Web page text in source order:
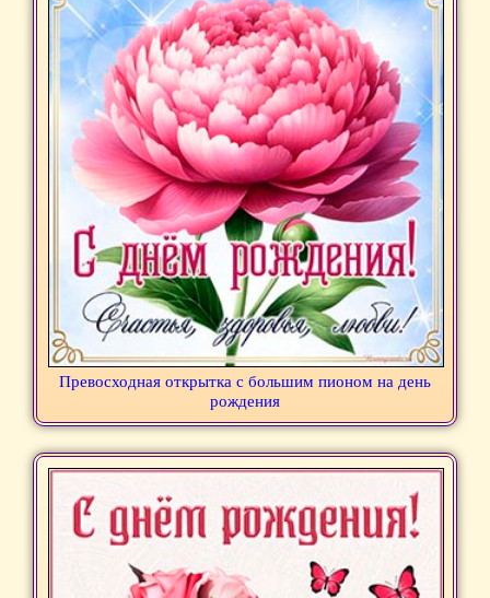
Превосходная открытка с большим пионом на день
рождения